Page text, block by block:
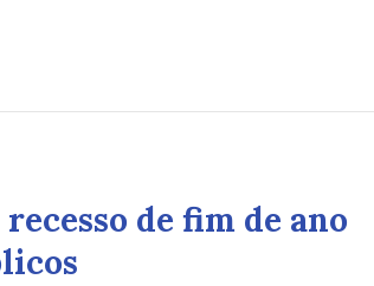
de fim de ano